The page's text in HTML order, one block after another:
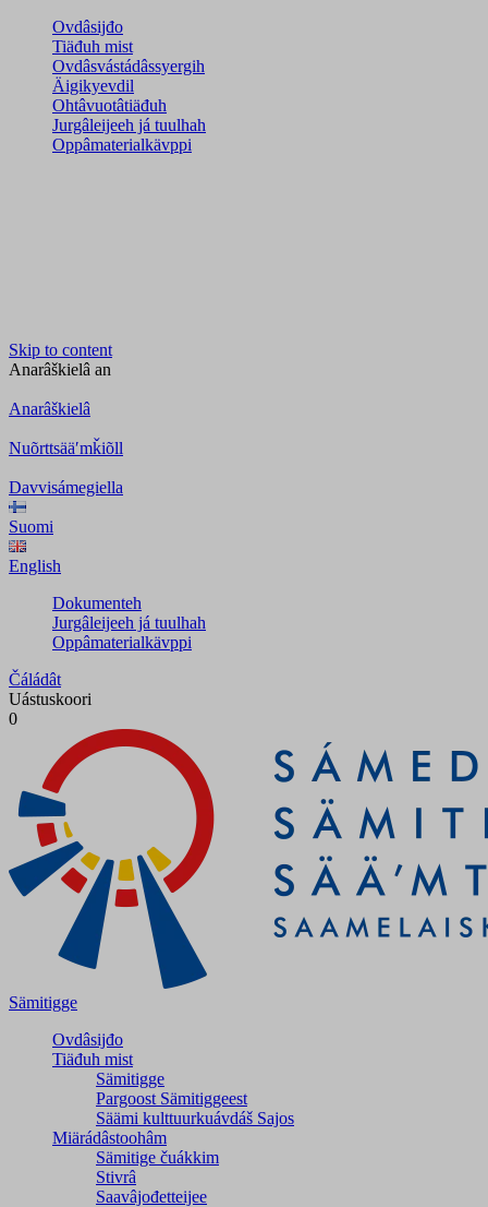
Ovdâsijđo
Tiäđuh mist
Ovdâsvástádâssyergih
Äigikyevdil
Ohtâvuotâtiäđuh
Jurgâleijeeh já tuulhah
Oppâmaterialkävppi
Skip to content
Anarâškielâ an
Anarâškielâ
Nuõrttsääʹmǩiõll
Davvisámegiella
Suomi
English
Dokumenteh
Jurgâleijeeh já tuulhah
Oppâmaterialkävppi
Čáládât
Uástuskoori
0
Sämitigge
Ovdâsijđo
Tiäđuh mist
Sämitigge
Pargoost Sämitiggeest
Säämi kulttuurkuávdáš Sajos
Miärádâstoohâm
Sämitige čuákkim
Stivrâ
Saavâjođetteijee